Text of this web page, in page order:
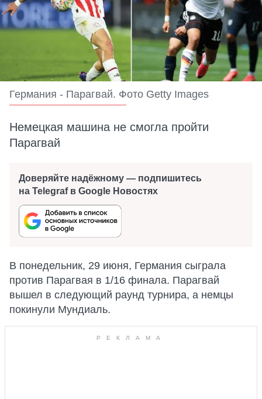
Германия - Парагвай. Фото Getty Images
Немецкая машина не смогла пройти
Парагвай
Доверяйте надёжному — подпишитесь
на Telegraf в Google Новостях
В понедельник, 29 июня, Германия сыграла
против Парагвая в 1/16 финала. Парагвай
вышел в следующий раунд турнира, а немцы
покинули Мундиаль.